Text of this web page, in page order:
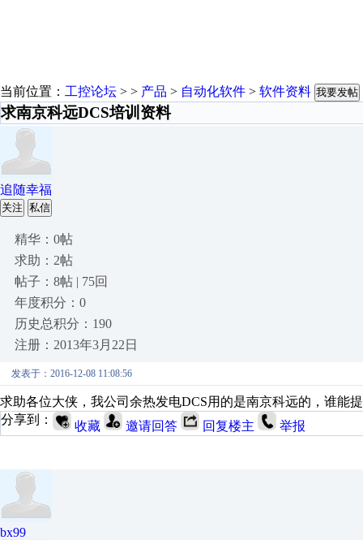
当前位置： 工控论坛 > > 产品 > 自动化软件 > 软件资料 我要发帖
求南京科远DCS培训资料
追随幸福
关注 私信
精华：0帖
求助：2帖
帖子：8帖 | 75回
年度积分：0
历史总积分：190
注册：2013年3月22日
发表于：2016-12-08 11:08:56
求助各位大侠，我公司余热发电DCS用的是南京科远的，谁能
分享到：
收藏 邀请回答 回复楼主 举报
bx99